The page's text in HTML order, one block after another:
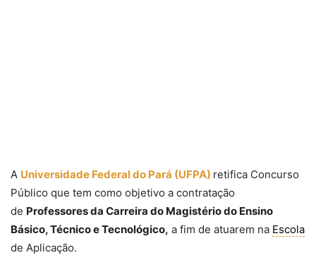
A Universidade Federal do Pará (UFPA) retifica Concurso
Público que tem como objetivo a contratação
de Professores da Carreira do Magistério do Ensino
Básico, Técnico e Tecnológico, a fim de atuarem na Escola
de Aplicação.